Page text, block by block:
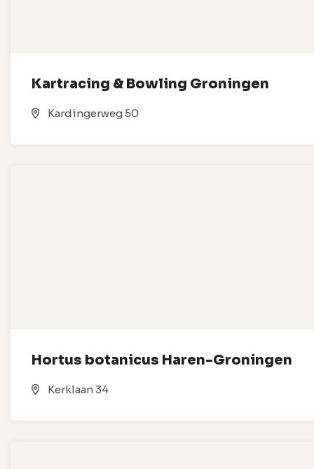
Kartracing & Bowling Groningen
Kardingerweg 50
Hortus botanicus Haren-Groningen
Kerklaan 34